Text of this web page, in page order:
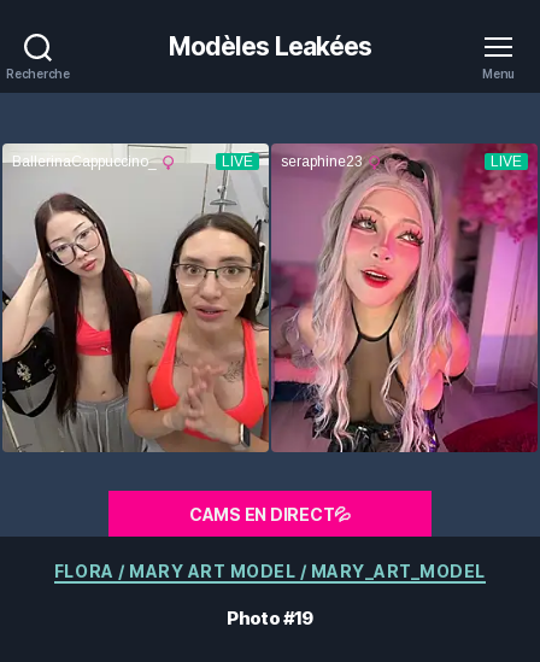
Recherche
Modèles Leakées
Menu
CAMS EN DIRECT💦
Catégories
FLORA / MARY ART MODEL / MARY_ART_MODEL
Photo #19